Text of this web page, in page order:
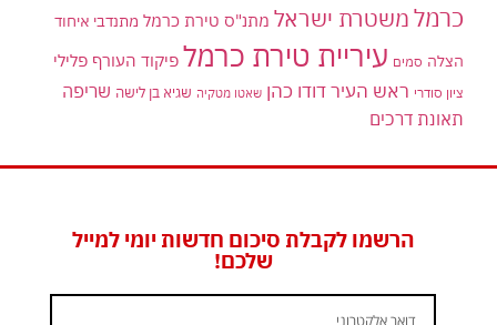
כרמלמשטרת ישראל מתנ"ס טירת כרמל מתנדבי איחוד
הצלה סמים עיריית טירת כרמל פיקוד העורף פלילי
ציון סודרי ראש העיר דודו כהן שאטו מטקיה שגיא בן לישה שריפה
תאונת דרכים
הרשמו לקבלת סיכום חדשות יומי למייל
שלכם!